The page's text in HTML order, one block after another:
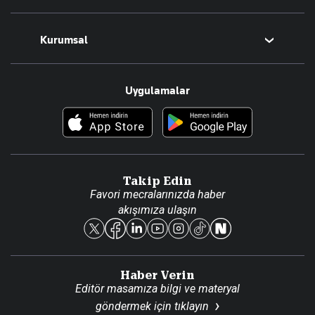
Magazin
Teknoloji
Resmî Ilanlar
Foto Haber
Kurumsal
Hakkımızda
Künye
Reklam Ver
Uygulamalar
Takip Edin
Favori mecralarınızda haber
akışımıza ulaşın
Haber Verin
Editör masamıza bilgi ve materyal
göndermek için tıklayın